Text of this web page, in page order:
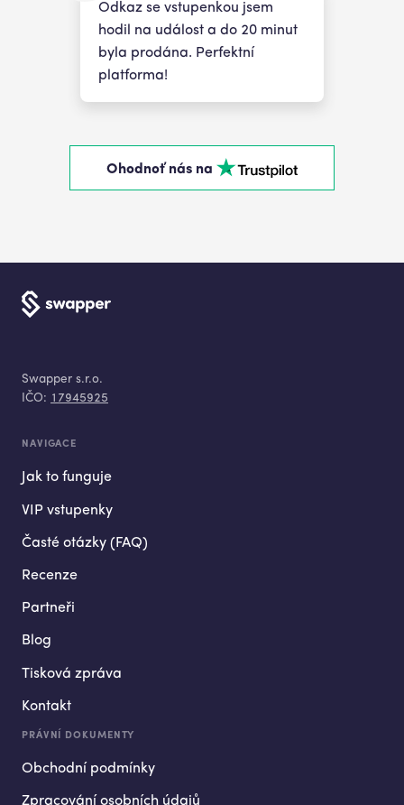
Odkaz se vstupenkou jsem
hodil na událost a do 20 minut
byla prodána. Perfektní
platforma!
Ohodnoť nás na
Swapper s.r.o.
IČO: 17945925
NAVIGACE
Jak to funguje
VIP vstupenky
Časté otázky (FAQ)
Recenze
Partneři
Blog
Tisková zpráva
Kontakt
PRÁVNÍ DOKUMENTY
Obchodní podmínky
Zpracování osobních údajů